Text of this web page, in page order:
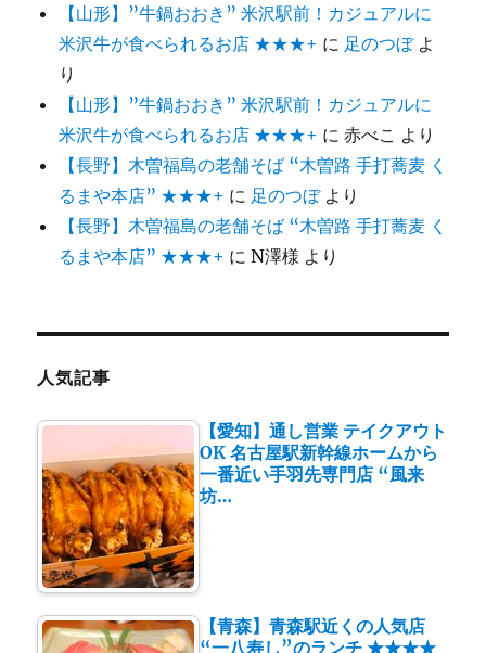
【山形】”牛鍋おおき” 米沢駅前！カジュアルに
米沢牛が食べられるお店 ★★★+ に 足のつぼよ
り
【山形】”牛鍋おおき” 米沢駅前！カジュアルに
米沢牛が食べられるお店 ★★★+ に赤べこ より
【長野】木曽福島の老舗そば “木曽路 手打蕎麦 く
るまや本店” ★★★+ に 足のつぼより
【長野】木曽福島の老舗そば “木曽路 手打蕎麦 く
るまや本店” ★★★+ にN澤様 より
人気記事
【愛知】通し営業 テイクアウト
OK 名古屋駅新幹線ホームから
一番近い手羽先専門店 “風来
坊…
【青森】青森駅近くの人気店
“一八寿し”のランチ ★★★★